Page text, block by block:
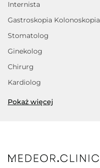
Internista
Gastroskopia Kolonoskopia
Stomatolog
Ginekolog
Chirurg
Kardiolog
Trycholog
Proktolog
Pokaż więcej